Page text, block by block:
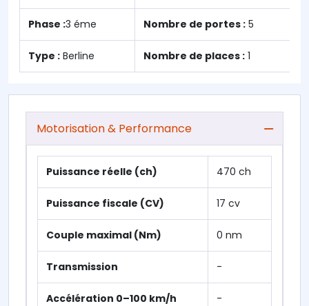
Phase :3 éme Nombre de portes : 5
Type : Berline Nombre de places : 1
Motorisation & Performance
Puissance réelle (ch) 470 ch
Puissance fiscale (CV) 17 cv
Couple maximal (Nm) 0 nm
Transmission -
Accélération 0–100 km/h -